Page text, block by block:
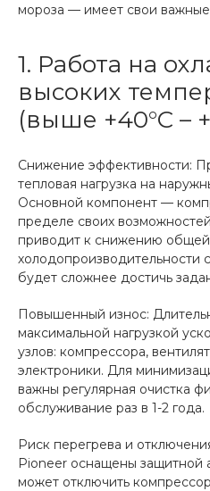
мороза — имеет свои
1. Работа на
высоких
(выше +40°C –
Снижение эффективности:
тепловая нагрузка на
Основной компонент —
пределе своих
приводит к снижению общей
холодопроизводительности
будет сложнее достичь
Повышенный износ:
максимальной нагрузкой
узлов: компрессора,
электроники. Для
важны регулярная очистка
обслуживание раз в 1-2 года.
Риск перегрева и
Pioneer оснащены защитной
может отключить